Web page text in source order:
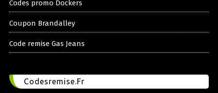
Codes promo Dockers
Coupon Brandalley
Code remise Gas Jeans
Codesremise.Fr